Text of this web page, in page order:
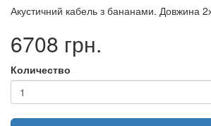
Акустичний кабель з бананами. Довжина
6708 грн.
Количество